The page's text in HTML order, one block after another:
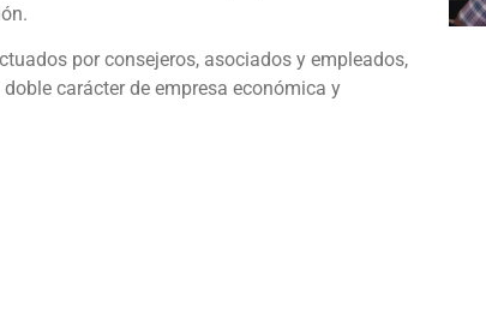
por consejeros, asociados y empleados,
carácter de empresa económica y